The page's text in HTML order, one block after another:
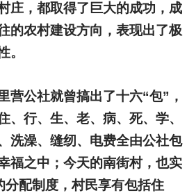
庄，都取得了巨大的成功，成
的农村建设方向，表现出了极
。
营公社就曾搞出了十六“包”，
、行、生、老、病、死、学、
洗澡、缝纫、电费全由公社包
福之中；今天的南街村，也实
分配制度，村民享有包括住